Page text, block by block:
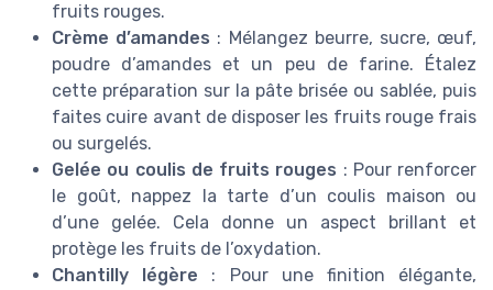
fruits rouges.
Crème d’amandes : Mélangez beurre, sucre, œuf,
poudre d’amandes et un peu de farine. Étalez
cette préparation sur la pâte brisée ou sablée, puis
faites cuire avant de disposer les fruits rouge frais
ou surgelés.
Gelée ou coulis de fruits rouges : Pour renforcer
le goût, nappez la tarte d’un coulis maison ou
d’une gelée. Cela donne un aspect brillant et
protège les fruits de l’oxydation.
Chantilly légère : Pour une finition élégante,